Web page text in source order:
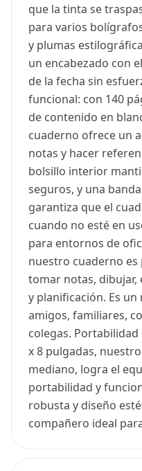
que la tinta se
para varios
y plumas
un encabezado con
de la fecha sin
funcional: con 140
de contenido en
cuaderno ofrece un
notas y hacer
bolsillo interior
seguros, y una
garantiza que el
cuando no esté en
para entornos de
nuestro cuaderno
tomar notas, dibujar,
y planificación. Es
amigos, familiares,
colegas.
x 8 pulgadas,
mediano, logra el
portabilidad y
robusta y diseño
compañero ideal